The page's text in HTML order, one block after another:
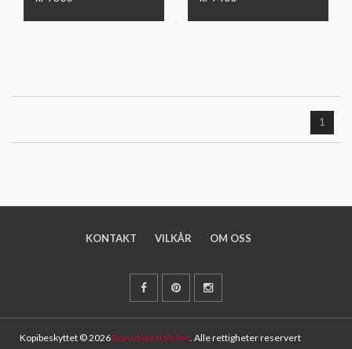
1
KONTAKT VILKÅR OM OSS
Kopibeskyttet © 2026 Bunadspesialisten . Alle rettigheter reservert